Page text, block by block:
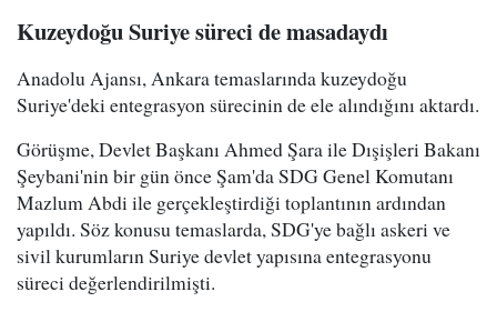
Kuzeydoğu Suriye süreci de masadaydı
Anadolu Ajansı, Ankara temaslarında kuzeydoğu
Suriye'deki entegrasyon sürecinin de ele alındığını aktardı.
Görüşme, Devlet Başkanı Ahmed Şara ile Dışişleri Bakanı
Şeybani'nin bir gün önce Şam'da SDG Genel Komutanı
Mazlum Abdi ile gerçekleştirdiği toplantının ardından
yapıldı. Söz konusu temaslarda, SDG'ye bağlı askeri ve
sivil kurumların Suriye devlet yapısına entegrasyonu
süreci değerlendirilmişti.